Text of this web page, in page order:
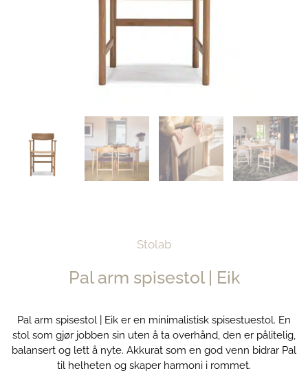
Stolab
Pal arm spisestol | Eik
Pal arm spisestol | Eik er en minimalistisk spisestuestol. En
stol som gjør jobben sin uten å ta overhånd, den er pålitelig,
balansert og lett å nyte. Akkurat som en god venn bidrar Pal
til helheten og skaper harmoni i rommet.